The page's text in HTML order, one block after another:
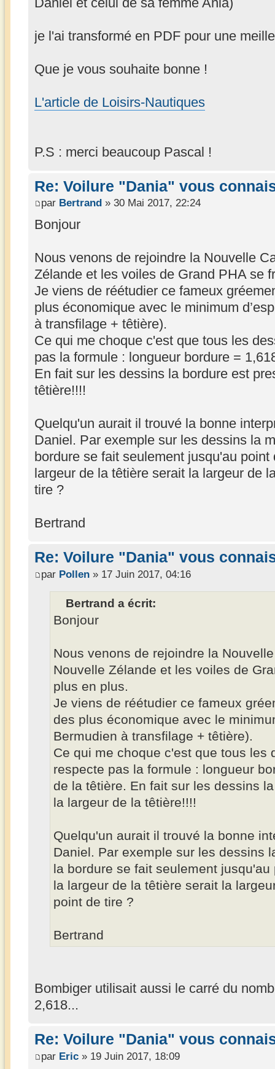
je l'ai transformé en PDF pour une
Que je vous souhaite bonne !
L'article de Loisirs-Nautiques
P.S : merci beaucoup Pascal !
Re: Voilure "Dania" vous
par Bertrand » 30 Mai 2017, 22:24
Bonjour
Nous venons de rejoindre la Nouvelle
Zélande et les voiles de Grand PHA se
Je viens de réétudier ce fameux
plus économique avec le minimum
à transfilage + têtière).
Ce qui me choque c'est que tous les
pas la formule : longueur bordure =
En fait sur les dessins la bordure est
têtière!!!!
Quelqu'un aurait il trouvé la bonne
Daniel. Par exemple sur les dessins la
bordure se fait seulement jusqu'au
largeur de la têtière serait la largeur de
tire ?
Bertrand
Re: Voilure "Dania" vous
par Pollen » 17 Juin 2017, 04:16
Bertrand a écrit:
Bonjour
Nous venons de rejoindre la
Nouvelle Zélande et les voiles de
plus en plus.
Je viens de réétudier ce fameux
des plus économique avec le
Bermudien à transfilage + têtière).
Ce qui me choque c'est que tous les
respecte pas la formule : longueur
de la têtière. En fait sur les dessins
la largeur de la têtière!!!!
Quelqu'un aurait il trouvé la bonne
Daniel. Par exemple sur les dessins
la bordure se fait seulement
la largeur de la têtière serait la
point de tire ?
Bertrand
Bombiger utilisait aussi le carré du
2,618...
Re: Voilure "Dania" vous
par Eric » 19 Juin 2017, 18:09